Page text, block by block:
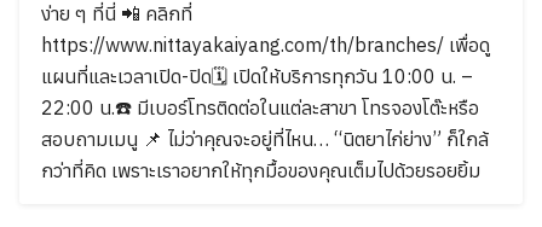
for:
Search
ง่าย ๆ ที่นี่ 📲 คลิกที่
https://www.nittayakaiyang.com/th/branches/ เพื่อดู
แผนที่และเวลาเปิด-ปิด🗓 เปิดให้บริการทุกวัน 10:00 น. –
22:00 น.☎️ มีเบอร์โทรติดต่อในแต่ละสาขา โทรจองโต๊ะหรือ
สอบถามเมนู 📌 ไม่ว่าคุณจะอยู่ที่ไหน… “นิตยาไก่ย่าง” ก็ใกล้
กว่าที่คิด เพราะเราอยากให้ทุกมื้อของคุณเต็มไปด้วยรอยยิ้ม